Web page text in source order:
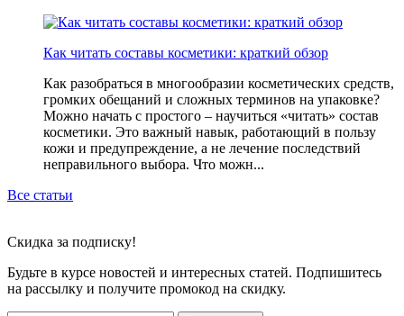
Как читать составы косметики: краткий обзор
Как разобраться в многообразии косметических средств,
громких обещаний и сложных терминов на упаковке?
Можно начать с простого – научиться «читать» состав
косметики. Это важный навык, работающий в пользу
кожи и предупреждение, а не лечение последствий
неправильного выбора. Что можн...
Все статьи
Скидка за подписку!
Будьте в курсе новостей и интересных статей. Подпишитесь
на рассылку и получите промокод на скидку.